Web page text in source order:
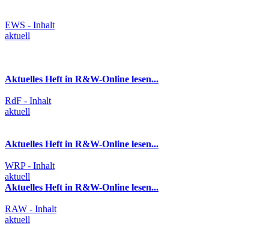
EWS - Inhalt
aktuell
Aktuelles Heft in R&W-Online lesen...
RdF - Inhalt
aktuell
Aktuelles Heft in R&W-Online lesen...
WRP - Inhalt
aktuell
Aktuelles Heft in R&W-Online lesen...
RAW - Inhalt
aktuell